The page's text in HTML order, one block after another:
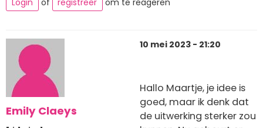
Login of registreer om te reageren
Emily Claeys
10 mei 2023 - 21:20
Hallo Maartje, je idee is
goed, maar ik denk dat
de uitwerking sterker zou